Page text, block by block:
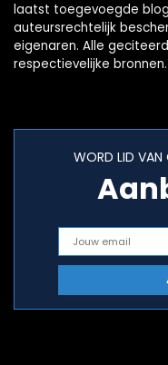
laatst toegevoegde
auteursrechtelijk
eigenaren. Alle
respectievelijke bronnen.
WORD LID VAN